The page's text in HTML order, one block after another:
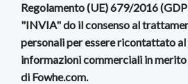
Regolamento (UE) 679/2016
"INVIA" do il consenso al
personali per essere ricontattato
informazioni commerciali in
di Fowhe.com.